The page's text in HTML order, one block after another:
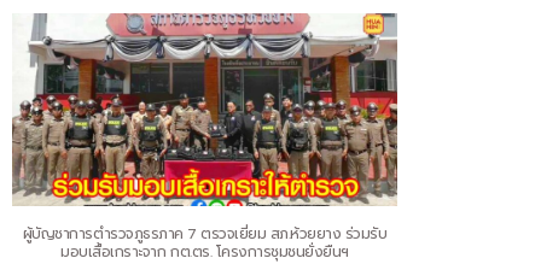
ผู้บัญชาการตำรวจภูธรภาค 7 ตรวจเยี่ยม สภ.ห้วยยาง ร่วมรับ
มอบเสื้อเกราะจาก กต.ตร. โครงการชุมชนยั่งยืนฯ